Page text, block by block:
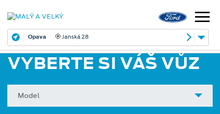
Opava Janská 28
VYBERTE SI VÁŠ VŮZ
Model